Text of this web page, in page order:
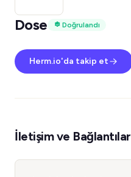
Dose
Doğrulandı
Herm.io'da takip et
İletişim ve Bağlantılar